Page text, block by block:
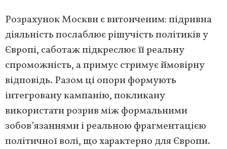
Розрахунок Москви є витонченим: підривна
діяльність послаблює рішучість політиків у
Європі, саботаж підкреслює її реальну
спроможність, а примус стримує ймовірну
відповідь. Разом ці опори формують
інтегровану кампанію, покликану
використати розрив між формальними
зобов’язаннями і реальною фрагментацією
політичної волі, що характерно для Європи.